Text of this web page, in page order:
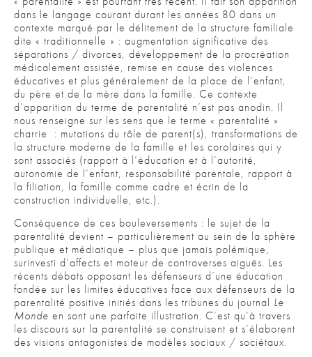
dans le langage courant durant les années 80 dans un
contexte marqué par le délitement de la structure familiale
dite « traditionnelle » : augmentation significative des
séparations / divorces, développement de la procréation
médicalement assistée, remise en cause des violences
éducatives et plus généralement de la place de l’enfant,
du père et de la mère dans la famille. Ce contexte
d’apparition du terme de parentalité n’est pas anodin. Il
nous renseigne sur les sens que le terme « parentalité »
charrie : mutations du rôle de parent(s), transformations de
la structure moderne de la famille et les corolaires qui y
sont associés (rapport à l’éducation et à l’autorité,
autonomie de l’enfant, responsabilité parentale, rapport à
la filiation, la famille comme cadre et écrin de la
construction individuelle, etc.).
Conséquence de ces bouleversements : le sujet de la
parentalité devient – particulièrement au sein de la sphère
publique et médiatique – plus que jamais polémique,
surinvesti d’affects et moteur de controverses aiguës. Les
récents débats opposant les défenseurs d’une éducation
fondée sur les limites éducatives face aux défenseurs de la
parentalité positive initiés dans les tribunes du journal Le
Monde en sont une parfaite illustration. C’est qu’à travers
les discours sur la parentalité se construisent et s’élaborent
des visions antagonistes de modèles sociaux / sociétaux.